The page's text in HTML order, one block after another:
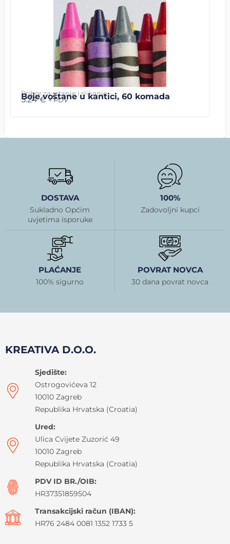
Pribor za crtanje i slikanje
Boje voštane u kantici, 60 komada
5.24€ + PDV
DOSTAVA
Sukladno Općim
uvjetima isporuke
100%
Zadovoljni kupci
PLAĆANJE
100% sigurno
POVRAT NOVCA
30 dana povrat novca
KREATIVA D.O.O.
Sjedište:
Ostrogovićeva 12
10010 Zagreb
Republika Hrvatska (Croatia)
Ured:
Ulica Cvijete Zuzorić 49
10010 Zagreb
Republika Hrvatska (Croatia)
PDV ID BR./OIB:
HR37351859504
Transakcijski račun (IBAN):
HR76 2484 0081 1352 1733 5